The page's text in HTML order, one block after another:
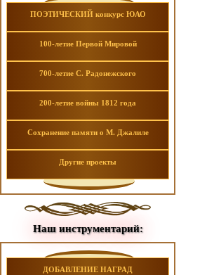
ПОЭТИЧЕСКИЙ конкурс ЮАО
100-летие Первой Мировой
700-летие С. Радонежского
200-летие войны 1812 года
Сохранение памяти о М. Джалиле
Другие проекты
Наш инструментарий:
ДОБАВЛЕНИЕ НАГРАД